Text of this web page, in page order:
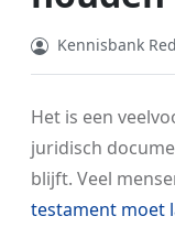
Kennisbank
Het is een
juridisch
blijft. Veel
testament moet